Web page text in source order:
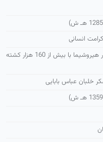
انسانی
انفجار بمب اتمی آمریكا در هیروشیما با بیش از 160 هزار كشته
خلبان عباس بابایی